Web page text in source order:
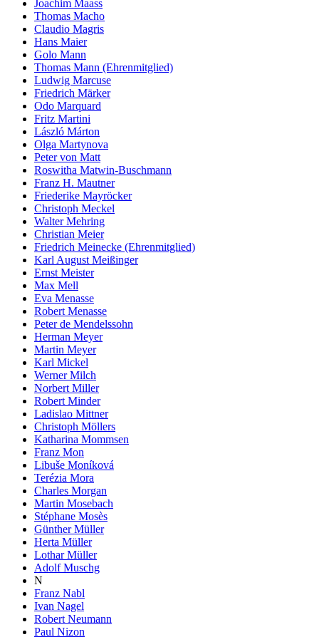
Joachim Maass
Thomas Macho
Claudio Magris
Hans Maier
Golo Mann
Thomas Mann (Ehrenmitglied)
Ludwig Marcuse
Friedrich Märker
Odo Marquard
Fritz Martini
László Márton
Olga Martynova
Peter von Matt
Roswitha Matwin-Buschmann
Franz H. Mautner
Friederike Mayröcker
Christoph Meckel
Walter Mehring
Christian Meier
Friedrich Meinecke (Ehrenmitglied)
Karl August Meißinger
Ernst Meister
Max Mell
Eva Menasse
Robert Menasse
Peter de Mendelssohn
Herman Meyer
Martin Meyer
Karl Mickel
Werner Milch
Norbert Miller
Robert Minder
Ladislao Mittner
Christoph Möllers
Katharina Mommsen
Franz Mon
Libuše Moníková
Terézia Mora
Charles Morgan
Martin Mosebach
Stéphane Mosès
Günther Müller
Herta Müller
Lothar Müller
Adolf Muschg
N
Franz Nabl
Ivan Nagel
Robert Neumann
Paul Nizon